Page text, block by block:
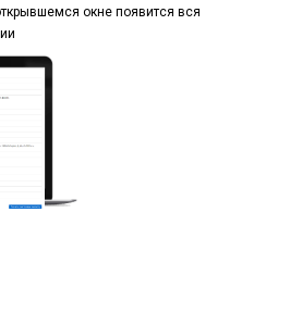
окне появится вся